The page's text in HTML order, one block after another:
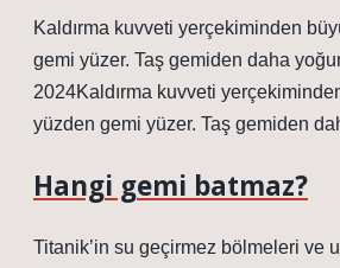
Kaldırma kuvveti yerçekiminden
gemi yüzer. Taş gemiden daha
2024Kaldırma kuvveti
yüzden gemi yüzer. Taş gemiden
Hangi gemi batmaz?
Titanik’in su geçirmez bölmeleri ve